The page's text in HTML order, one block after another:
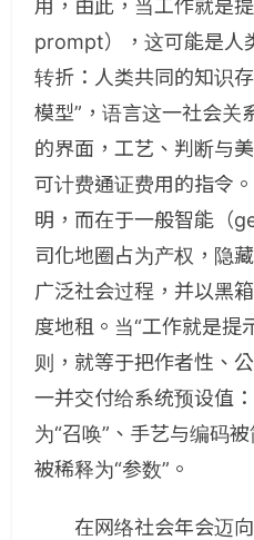
用，由此，当工作就是
prompt），这可能是人
转折：人类共同的知识
模型”，语言这一社会关
的界面，工艺、判断与
可计费通证费用的指令
明，而在于一般智能（
司化地圈占为产权，隐
广泛社会过程，并以黑
度地租。当“工作就是提
则，就等于把作者性、
一并交付给系统预设值
为“召唤”、手艺与编码
被稀释为“参数”。
在网络社会年会迈